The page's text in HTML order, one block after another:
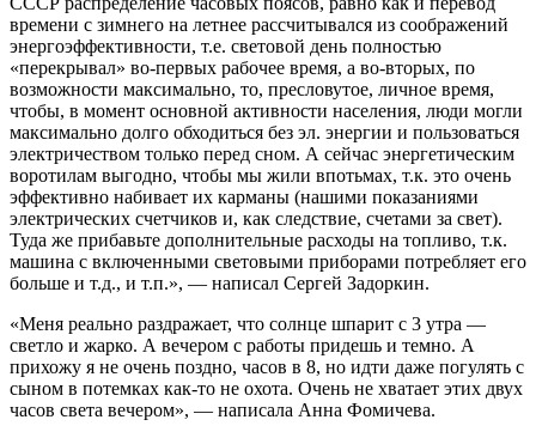
времени с зимнего на летнее рассчитывался из соображений
энергоэффективности, т.е. световой день полностью
«перекрывал» во-первых рабочее время, а во-вторых, по
возможности максимально, то, пресловутое, личное время,
чтобы, в момент основной активности населения, люди могли
максимально долго обходиться без эл. энергии и пользоваться
электричеством только перед сном. А сейчас энергетическим
воротилам выгодно, чтобы мы жили впотьмах, т.к. это очень
эффективно набивает их карманы (нашими показаниями
электрических счетчиков и, как следствие, счетами за свет).
Туда же прибавьте дополнительные расходы на топливо, т.к.
машина с включенными световыми приборами потребляет его
больше и т.д., и т.п.», — написал Сергей Задоркин.
«Меня реально раздражает, что солнце шпарит с 3 утра —
светло и жарко. А вечером с работы придешь и темно. А
прихожу я не очень поздно, часов в 8, но идти даже погулять с
сыном в потемках как-то не охота. Очень не хватает этих двух
часов света вечером», — написала Анна Фомичева.